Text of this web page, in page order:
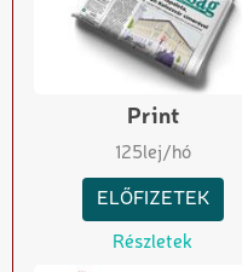
Print
125lej/hó
ELŐFIZETEK
Részletek